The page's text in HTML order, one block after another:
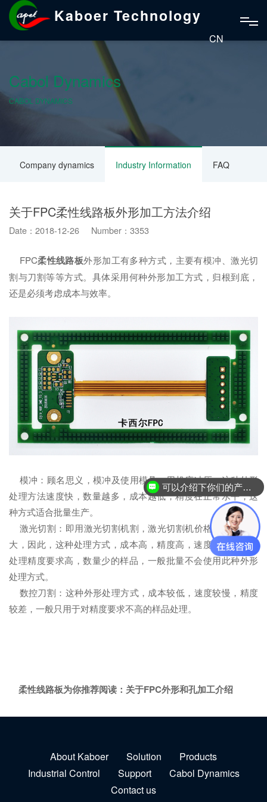
Kaboer Technology
CN
Cabol Dynamics
CABOL DYNAMICS
Company dynamics Industry Information FAQ
关于FPC柔性线路板外形加工方法介绍
Date：2018-12-26 Number：3353
FPC柔性线路板外形加工有多种方式，主要有模冲、激光切
割与刀割等等方式。具体采用何种外形加工方式，归根到底，
还是必须考虑成本与效率。
模冲：顾名思义，模冲及使用模具，用机床冲压，这种外形
处理方法速度快，数量越多，成本越低，精度在正常水平，这
种方式适合批量生产。
激光切割：即用激光切割机割，激光切割机价格昂贵，耗电
大，因此，这种处理方式，成本高，精度高，速度一般，适合
处理精度要求高，数量少的样品，一般批量不会使用此种外形
处理方式。
数控刀割：这种外形处理方式，成本较低，速度较慢，精度
较差，一般只用于对精度要求不高的样品处理。
柔性线路板为你推荐阅读： 关于FPC外形和孔加工介绍
About Kaboer Solution
Products
Industrial Control
Support
Cabol Dynamics
Contact us
可以介绍下你们的产品么？